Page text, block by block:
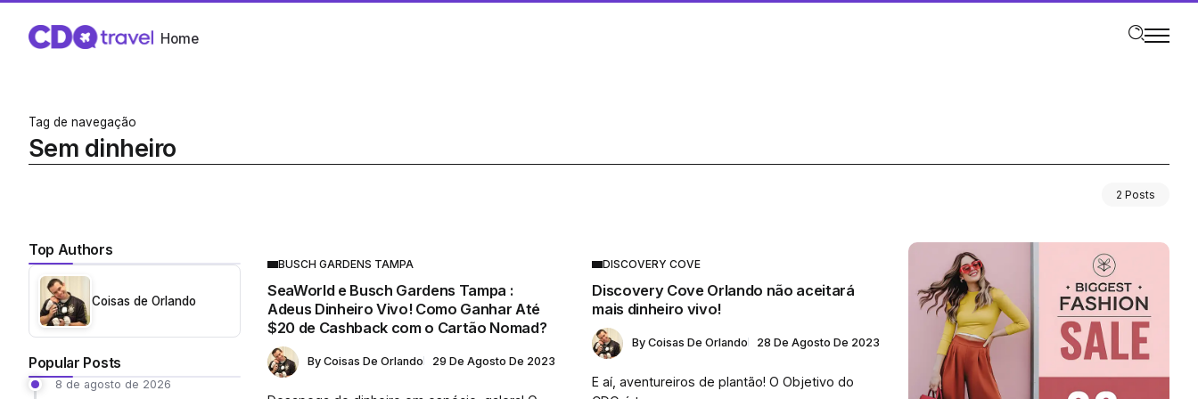
Home
Tag de navegação
Sem dinheiro
2 Posts
Top Authors
Coisas de Orlando
Popular Posts
8 de agosto de 2026
BUSCH GARDENS TAMPA
SeaWorld e Busch Gardens Tampa :
Adeus Dinheiro Vivo! Como Ganhar Até
$20 de Cashback com o Cartão Nomad?
By Coisas De Orlando 29 De Agosto De 2023
DISCOVERY COVE
Discovery Cove Orlando não aceitará
mais dinheiro vivo!
By Coisas De Orlando 28 De Agosto De 2023
E aí, aventureiros de plantão! O Objetivo do